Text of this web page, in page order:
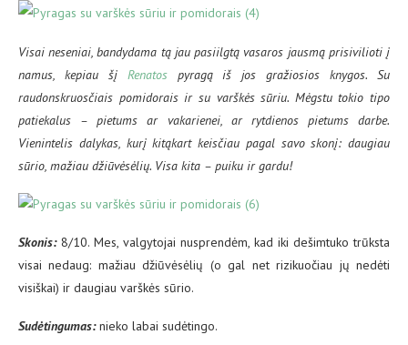
Visai neseniai, bandydama tą jau pasiilgtą vasaros jausmą prisivilioti į
namus, kepiau šį Renatospyragą iš jos gražiosios knygos. Su
raudonskruosčiais pomidorais ir su varškės sūriu. Mėgstu tokio tipo
patiekalus – pietums ar vakarienei, ar rytdienos pietums darbe.
Vienintelis dalykas, kurį kitąkart keisčiau pagal savo skonį: daugiau
sūrio, mažiau džiūvėsėlių. Visa kita – puiku ir gardu!
Skonis:8/10. Mes, valgytojai nusprendėm, kad iki dešimtuko trūksta
visai nedaug: mažiau džiūvėsėlių (o gal net rizikuočiau jų nedėti
visiškai) ir daugiau varškės sūrio.
Sudėtingumas:nieko labai sudėtingo.